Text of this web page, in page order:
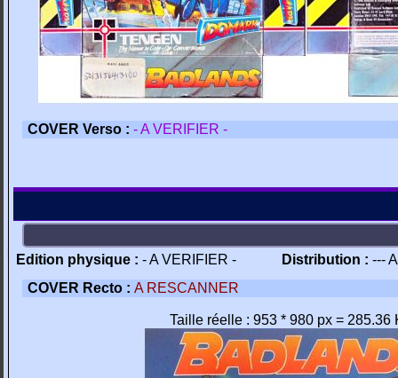
COVER Verso : - A VERIFIER -
Edition physique : - A VERIFIER - Distribution : ---
COVER Recto : A RESCANNER
Taille réelle : 953 * 980 px = 285.36